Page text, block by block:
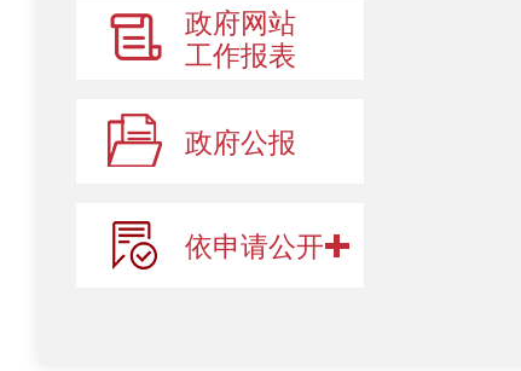
政府网站
工作报表
政府公报
依申请公开